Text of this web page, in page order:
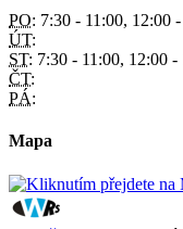
PO: 7:30 - 11:00, 12:00
ÚT:
ST: 7:30 - 11:00, 12:00 -
ČT:
PÁ:
Mapa